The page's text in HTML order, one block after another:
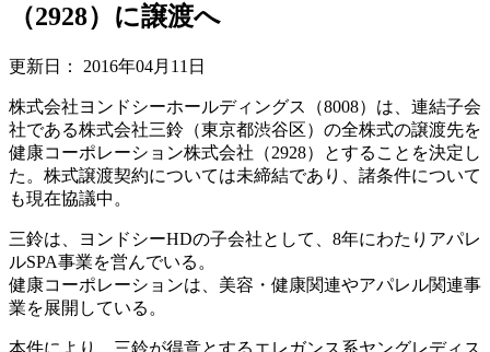
（2928）に譲渡へ
更新日： 2016年04月11日
株式会社ヨンドシーホールディングス（8008）は、連結子会
社である株式会社三鈴（東京都渋谷区）の全株式の譲渡先を
健康コーポレーション株式会社（2928）とすることを決定し
た。株式譲渡契約については未締結であり、諸条件について
も現在協議中。
三鈴は、ヨンドシーHDの子会社として、8年にわたりアパレ
ルSPA事業を営んでいる。
健康コーポレーションは、美容・健康関連やアパレル関連事
業を展開している。
本件により、三鈴が得意とするエレガンス系ヤングレディス